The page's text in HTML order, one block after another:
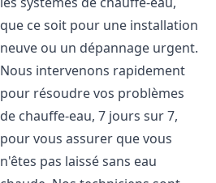
que ce soit pour une installation
neuve ou un dépannage urgent.
Nous intervenons rapidement
pour résoudre vos problèmes
de chauffe-eau, 7 jours sur 7,
pour vous assurer que vous
n'êtes pas laissé sans eau